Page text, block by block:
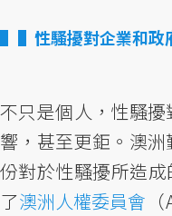
▌性騷擾對企業和政
不只是個人，性騷
響，甚至更鉅。澳
份對於性騷擾所造
了澳洲人權委員會